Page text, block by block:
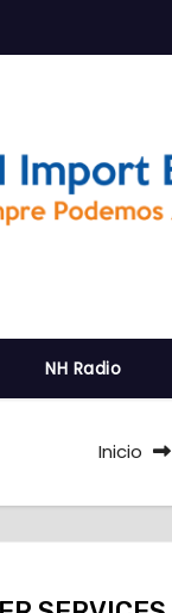
NH Radio
Inicio